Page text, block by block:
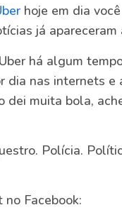
hoje em dia
já apareceram
há algum
dia nas internets
dei muita bola,
Polícia.
Facebook: